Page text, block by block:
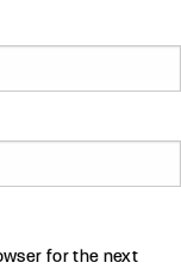
for the next